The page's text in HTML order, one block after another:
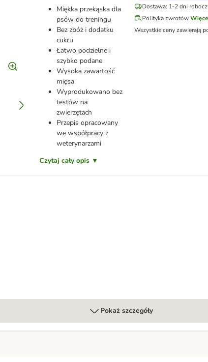
Miękka przekąska dla
psów do treningu
Bez zbóż i dodatku
cukru
Łatwo podzielne i
szybko podane
Wysoka zawartość
mięsa
Wyprodukowano bez
testów na
zwierzętach
Przepis opracowany
we współpracy z
weterynarzami
Czytaj cały opis ▼
Dostawa: 1-2 dni
Polityka zwrotów
Wszystkie ceny zawierają
Pokaż szczegóły